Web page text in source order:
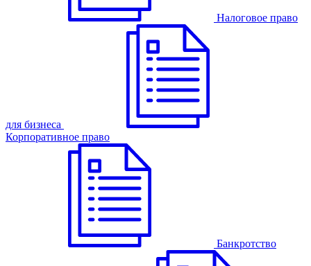
Налоговое право
для бизнеса
Корпоративное право
Банкротство